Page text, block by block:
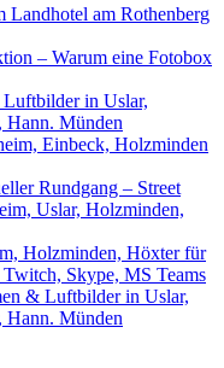
am Rothenberg
– Warum eine Fotobox
Luftbilder in Uslar,
Hann. Münden
Einbeck, Holzminden
Rundgang – Street
Uslar, Holzminden,
Holzminden, Höxter für
Skype, MS Teams
& Luftbilder in Uslar,
Hann. Münden